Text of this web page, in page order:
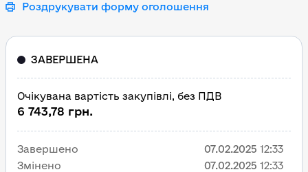
Роздрукувати форму оголошення
ЗАВЕРШЕНА
Очікувана вартість закупівлі, без ПДВ
6 743,78 грн.
Завершено 07.02.2025 12:33
Змінено
07.02.2025 12:33